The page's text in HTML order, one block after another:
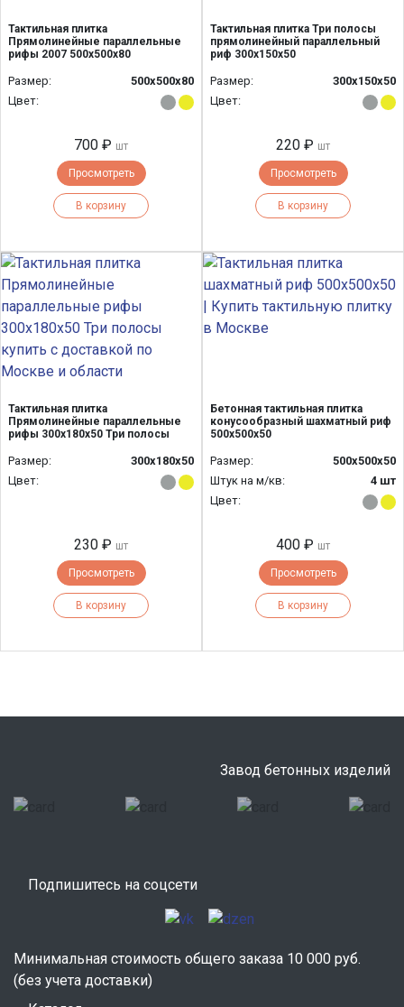
Тактильная плитка
Прямолинейные параллельные
рифы 2007 500х500х80
Размер:
500х500х80
Цвет:
700 ₽ шт
Просмотреть
В корзину
Тактильная плитка Три полосы
прямолинейный параллельный
риф 300х150х50
Размер:
300х150х50
Цвет:
220 ₽ шт
Просмотреть
В корзину
Тактильная плитка
Прямолинейные параллельные
рифы 300х180х50 Три полосы
Размер:
300х180х50
Цвет:
230 ₽ шт
Просмотреть
В корзину
Бетонная тактильная плитка
конусообразный шахматный риф
500x500x50
Размер:
500x500x50
Штук на м/кв:
4 шт
Цвет:
400 ₽ шт
Просмотреть
В корзину
Завод бетонных изделий
Подпишитесь на соцсети
Минимальная стоимость общего заказа 10 000 руб.
(без учета доставки)